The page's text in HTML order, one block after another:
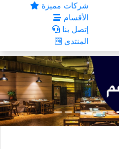
شركات مميزة
الأقسام
إتصل بنا
المنتدى